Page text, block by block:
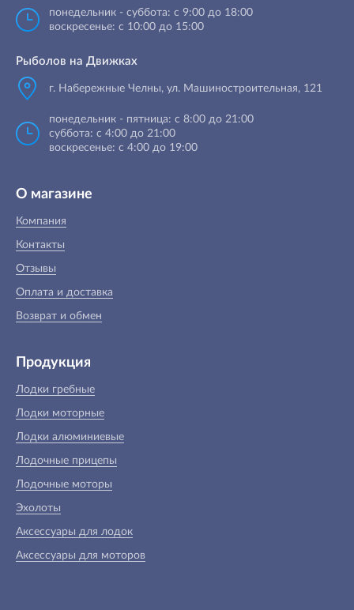
понедельник - суббота: с 9:00 до 18:00
воскресенье: с 10:00 до 15:00
Рыболов на Движках
г. Набережные Челны, ул. Машиностроительная, 121
понедельник - пятница: с 8:00 до 21:00
суббота: с 4:00 до 21:00
воскресенье: с 4:00 до 19:00
О магазине
Компания
Контакты
Отзывы
Оплата и доставка
Возврат и обмен
Продукция
Лодки гребные
Лодки моторные
Лодки алюминиевые
Лодочные прицепы
Лодочные моторы
Эхолоты
Аксессуары для лодок
Аксессуары для моторов